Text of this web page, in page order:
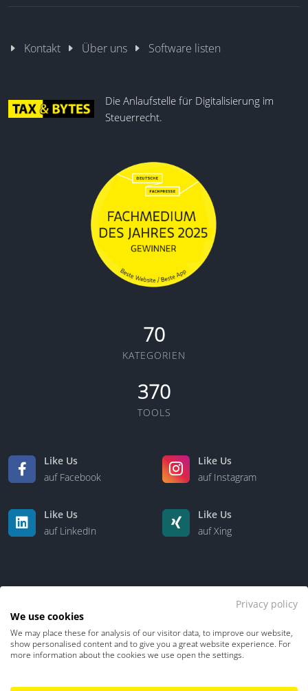
Kontakt Über uns Software listen
Die Anlaufstelle für Digitalisierung im
Steuerrecht.
70
KATEGORIEN
370
TOOLS
Like Us
auf Facebook
Like Us
auf Instagram
Like Us
auf LinkedIn
Like Us
auf Xing
Kontakt Über uns
Privacy policy
We use cookies
We may place these for analysis of our visitor data, to improve our website,
show personalised content and to give you a great website experience. For
more information about the cookies we use open the settings.